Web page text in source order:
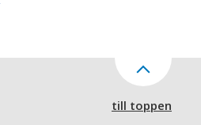
till toppen